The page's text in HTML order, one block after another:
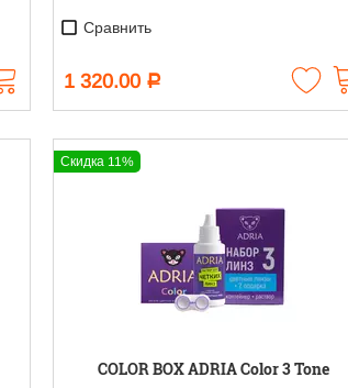
Сравнить
1 320.00 Р
Скидка 11%
COLOR BOX ADRIA Color 3 Tone